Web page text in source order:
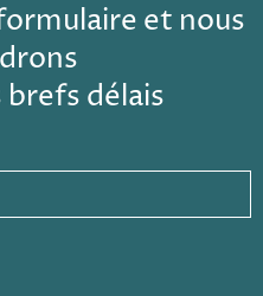
et nous
brefs délais